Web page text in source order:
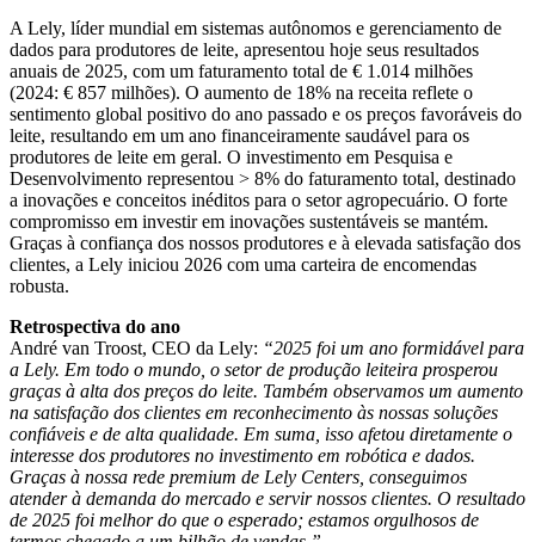
A Lely, líder mundial em sistemas autônomos e gerenciamento de
dados para produtores de leite, apresentou hoje seus resultados
anuais de 2025, com um faturamento total de € 1.014 milhões
(2024: € 857 milhões). O aumento de 18% na receita reflete o
sentimento global positivo do ano passado e os preços favoráveis do
leite, resultando em um ano financeiramente saudável para os
produtores de leite em geral. O investimento em Pesquisa e
Desenvolvimento representou > 8% do faturamento total, destinado
a inovações e conceitos inéditos para o setor agropecuário. O forte
compromisso em investir em inovações sustentáveis se mantém.
Graças à confiança dos nossos produtores e à elevada satisfação dos
clientes, a Lely iniciou 2026 com uma carteira de encomendas
robusta.
Retrospectiva do ano
André van Troost, CEO da Lely: “2025 foi um ano formidável para
a Lely. Em todo o mundo, o setor de produção leiteira prosperou
graças à alta dos preços do leite. Também observamos um aumento
na satisfação dos clientes em reconhecimento às nossas soluções
confiáveis e de alta qualidade. Em suma, isso afetou diretamente o
interesse dos produtores no investimento em robótica e dados.
Graças à nossa rede premium de Lely Centers, conseguimos
atender à demanda do mercado e servir nossos clientes. O resultado
de 2025 foi melhor do que o esperado; estamos orgulhosos de